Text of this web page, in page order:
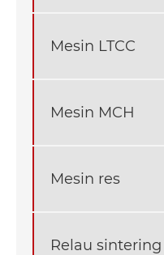
Mesin LTCC
Mesin MCH
Mesin res
Relau sintering